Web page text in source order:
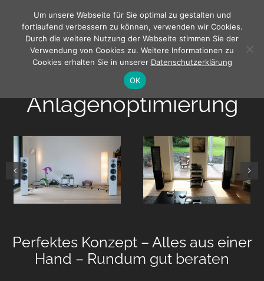
springen
Anlagenoptimierung
Perfektes Konzept – Alles aus einer
Hand – Rundum gut beraten
Um unsere Webseite für Sie optimal zu gestalten und
fortlaufend verbessern zu können, verwenden wir Cookies.
Durch die weitere Nutzung der Webseite stimmen Sie der
Verwendung von Cookies zu. Weitere Informationen zu
Cookies erhalten Sie in unserer Datenschutzerklärung
OK